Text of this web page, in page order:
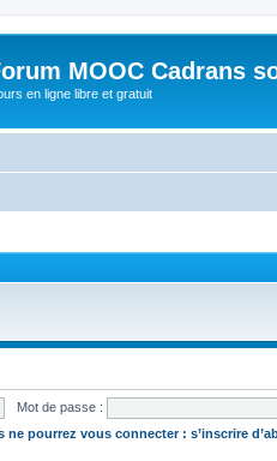
MOOC Cadrans
en ligne libre et gratuit
Mot de passe :
pourrez vous connecter : s’inscrire